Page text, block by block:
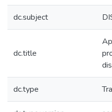
dc.subject
dc.title
dc.type